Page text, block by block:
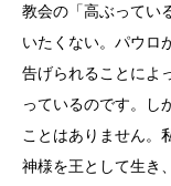
教会の「高ぶってい
いたくない。パウロ
告げられることによ
っているのです。し
ことはありません。
神様を王として生き